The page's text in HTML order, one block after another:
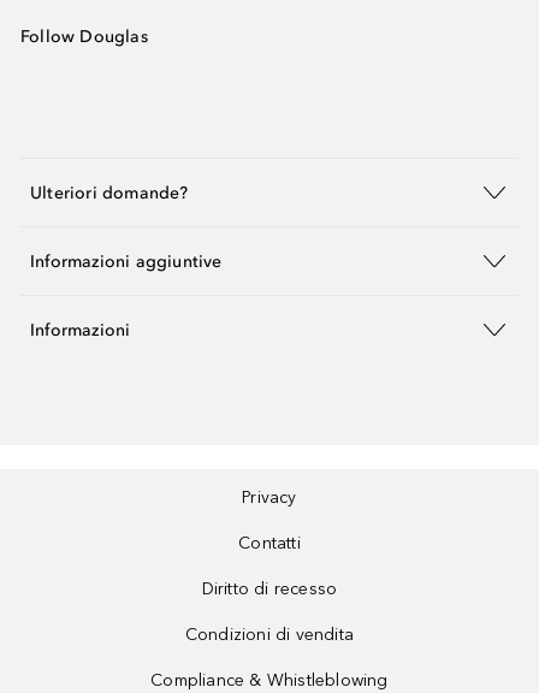
Follow Douglas
Ulteriori domande?
Informazioni aggiuntive
Informazioni
Privacy
Contatti
Diritto di recesso
Condizioni di vendita
Compliance & Whistleblowing